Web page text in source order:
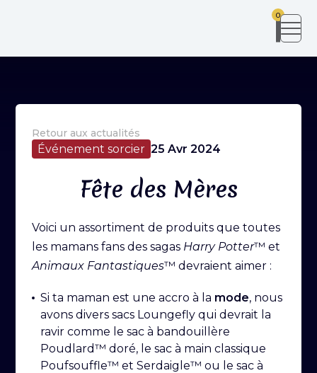
0
Retour aux actualités
Événement sorcier 25 Avr 2024
Fête des Mères
Voici un assortiment de produits que toutes
les mamans fans des sagas Harry Potter™ et
Animaux Fantastiques™ devraient aimer :
Si ta maman est une accro à la mode, nous
avons divers sacs Loungefly qui devrait la
ravir comme le sac à bandouillère
Poudlard™ doré, le sac à main classique
Poufsouffle™ et Serdaigle™ ou le sac à